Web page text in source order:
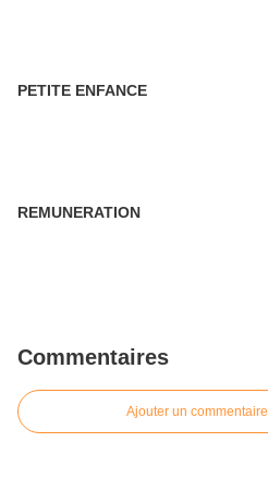
PETITE ENFANCE
REMUNERATION
Commentaires
Ajouter un commentaire